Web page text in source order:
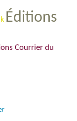
Éditions
Courrier du